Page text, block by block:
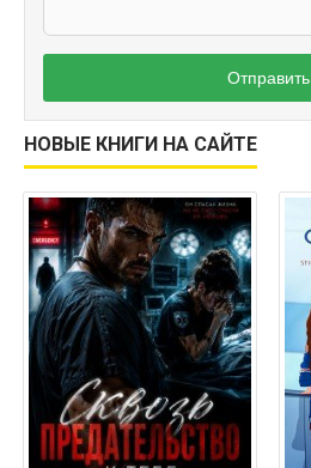
Отправить
НОВЫЕ КНИГИ НА САЙТЕ